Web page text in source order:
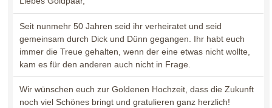
Seit nunmehr 50 Jahren seid ihr verheiratet und seid
gemeinsam durch Dick und Dünn gegangen. Ihr habt euch
immer die Treue gehalten, wenn der eine etwas nicht wollte,
kam es für den anderen auch nicht in Frage.
Wir wünschen euch zur Goldenen Hochzeit, dass die Zukunft
noch viel Schönes bringt und gratulieren ganz herzlich!